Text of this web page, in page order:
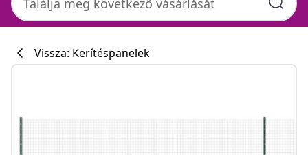
Vissza: Kerítéspanelek